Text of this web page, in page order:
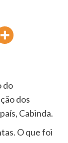
do
dos
Cabinda.
O que foi